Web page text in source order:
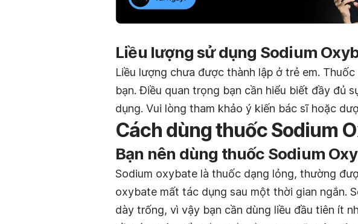
Liều lượng sử dụng Sodium
Liều lượng chưa được thành lập ở trẻ em.
bạn. Điều quan trọng bạn cần hiểu biết đầy đủ
dụng. Vui lòng tham khảo ý kiến ​​bác sĩ hoặc
Cách dùng thuốc Sodium
Bạn nên dùng thuốc Sodium
Sodium oxybate là thuốc dạng lỏng, thường
oxybate mất tác dụng sau một thời gian ngắn.
dày trống, vì vậy bạn cần dùng liều đầu tiên ít